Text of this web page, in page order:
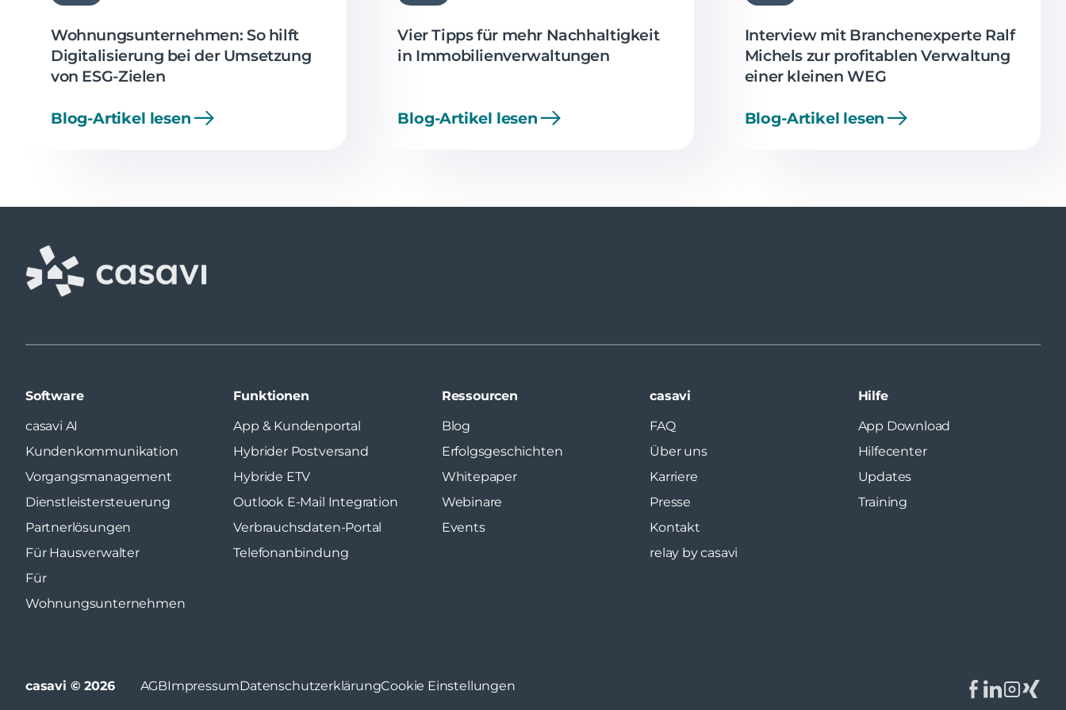
Wohnungsunternehmen: So hilft
Digitalisierung bei der Umsetzung
von ESG-Zielen
Blog-Artikel lesen
Vier Tipps für mehr Nachhaltigkeit
in Immobilienverwaltungen
Blog-Artikel lesen
Interview mit Branchenexperte Ralf
Michels zur profitablen Verwaltung
einer kleinen WEG
Blog-Artikel lesen
Software
casavi AI
Kundenkommunikation
Vorgangsmanagement
Dienstleistersteuerung
Partnerlösungen
Für Hausverwalter
Für
Wohnungsunternehmen
Funktionen
App & Kundenportal
Hybrider Postversand
Hybride ETV
Outlook E-Mail Integration
Verbrauchsdaten-Portal
Telefonanbindung
Ressourcen
Blog
Erfolgsgeschichten
Whitepaper
Webinare
Events
casavi
FAQ
Über uns
Karriere
Presse
Kontakt
relay by casavi
Hilfe
App Download
Hilfecenter
Updates
Training
casavi © 2026 AGBImpressumDatenschutzerklärungCookie Einstellungen